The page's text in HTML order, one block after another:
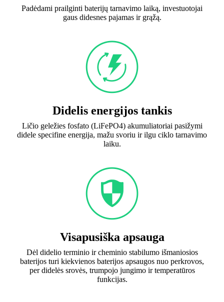
Padėdami prailginti baterijų tarnavimo laiką, investuotojai
gaus didesnes pajamas ir grąžą.
Didelis energijos tankis
Ličio geležies fosfato (LiFePO4) akumuliatoriai pasižymi
didele specifine energija, mažu svoriu ir ilgu ciklo tarnavimo
laiku.
Visapusiška apsauga
Dėl didelio terminio ir cheminio stabilumo išmaniosios
baterijos turi kiekvienos baterijos apsaugos nuo perkrovos,
per didelės srovės, trumpojo jungimo ir temperatūros
funkcijas.